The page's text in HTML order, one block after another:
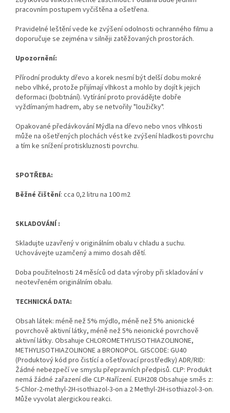
pracovním postupem vyčištěna a ošetřena.
Pravidelné leštění vede ke zvýšení odolnosti ochranného filmu a
doporučuje se zejména v silněji zatěžovaných prostorách.
Upozornění:
Přírodní produkty dřevo a korek nesmí být delší dobu mokré
nebo vlhké, protože přijímají vlhkost a mohlo by dojít k jejich
deformaci (bobtnání). Vytírání proto provádějte dobře
vyždímaným hadrem, aby se netvořily "loužičky".
Opakované předávkování Mýdla na dřevo nebo vnos vlhkosti
může na ošetřených plochách vést ke zvýšení hladkosti povrchu
a tím ke snížení protiskluznosti povrchu.
SPOTŘEBA:
Běžné čištění: cca 0,2 litru na 100 m2
SKLADOVÁNÍ :
Skladujte uzavřený v originálním obalu v chladu a suchu.
Uchovávejte uzamčený a mimo dosah dětí.
Doba použitelnosti 24 měsíců od data výroby při skladování v
neotevřeném originálním obalu.
TECHNICKÁ DATA:
Obsah látek: méně než 5% mýdlo, méně než 5% anionické
povrchově aktivní látky, méně než 5% neionické povrchově
aktivní látky. Obsahuje CHLOROMETHYLISOTHIAZOLINONE,
METHYLISOTHIAZOLINONE a BRONOPOL. GISCODE: GU40
(Produktový kód pro čistící a ošetřovací prostředky) ADR/RID:
Žádné nebezpečí ve smyslu přepravních předpisů. CLP: Produkt
nemá žádné zařazení dle CLP-Nařízení. EUH208 Obsahuje směs z:
5-Chlor-2-methyl-2H-isothiazol-3-on a 2 Methyl-2H-isothiazol-3-on.
Může vyvolat alergickou reakci.